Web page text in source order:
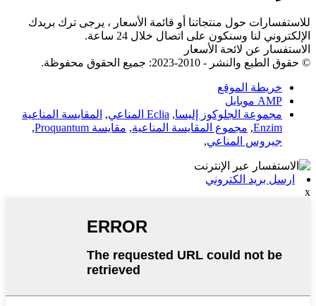
للاستفسارات حول منتجاتنا أو قائمة الأسعار ، يرجى ترك بريدك
الإلكتروني لنا وسنكون على اتصال خلال 24 ساعة.
الاستفسار عن لائحة الأسعار
© حقوق الطبع والنشر - 2010-2023: جميع الحقوق محفوظة.
خريطة الموقع
AMP موبايل
مجموعة الجلوكوز إليسا, Eclia المناعي , المقايسة المناعية
Enzim
, مجموع المقايسة المناعية, مقايسة Proquantum
,
جيروس المناعي,
ارسل بريد الكتروني
x